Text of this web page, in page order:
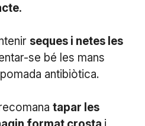
seques i netes les
se bé les mans
antibiòtica.
tapar les